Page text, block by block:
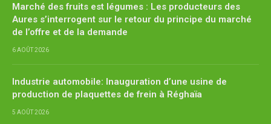
Marché des fruits est légumes : Les producteurs des
Aures s’interrogent sur le retour du principe du marché
de l’offre et de la demande
6 AOÛT 2026
Industrie automobile: Inauguration d’une usine de
production de plaquettes de frein à Réghaïa
5 AOÛT 2026